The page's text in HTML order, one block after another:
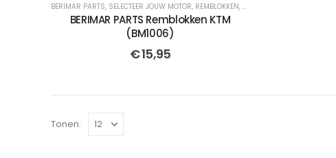
BERIMAR PARTS, SELECTEER JOUW MOTOR, REMBLOKKEN, SEMI-GESINTERDE
BERIMAR PARTS Remblokken KTM
(BM1006)
€15,95
Tonen: